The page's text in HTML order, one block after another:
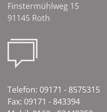
Finstermühlweg 15
91145 Roth
Telefon: 09171 - 8575315
Fax: 09171 - 843394